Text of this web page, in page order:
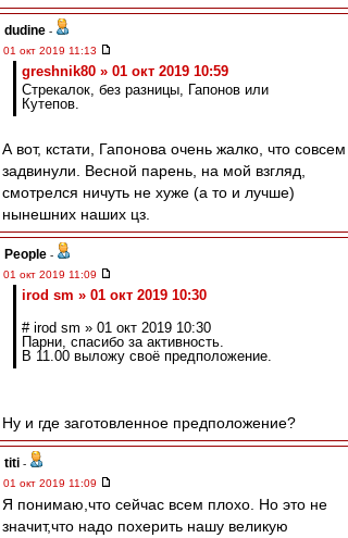
dudine -
01 окт 2019 11:13
greshnik80 » 01 окт 2019 10:59
Стрекалок, без разницы, Гапонов или
Кутепов.
А вот, кстати, Гапонова очень жалко, что совсем
задвинули. Весной парень, на мой взгляд,
смотрелся ничуть не хуже (а то и лучше)
нынешних наших цз.
People -
01 окт 2019 11:09
irod sm » 01 окт 2019 10:30
# irod sm » 01 окт 2019 10:30
Парни, спасибо за активность.
В 11.00 выложу своё предположение.
Ну и где заготовленное предположение?
titi -
01 окт 2019 11:09
Я понимаю,что сейчас всем плохо. Но это не
значит,что надо похерить нашу великую